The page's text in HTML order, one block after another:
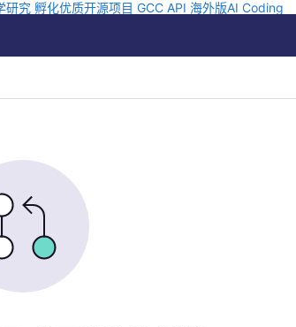
研究 孵化优质开源项目 GCC API 海外版AI Coding